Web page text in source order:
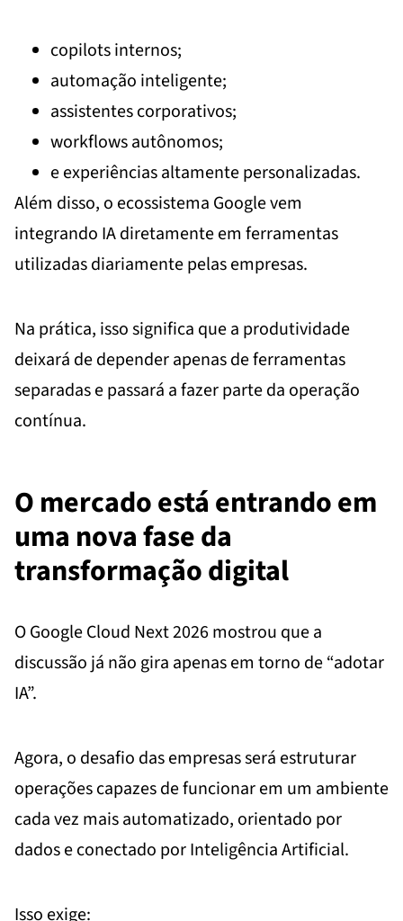
copilots internos;
automação inteligente;
assistentes corporativos;
workflows autônomos;
e experiências altamente personalizadas.
Além disso, o ecossistema Google vem
integrando IA diretamente em ferramentas
utilizadas diariamente pelas empresas.
Na prática, isso significa que a produtividade
deixará de depender apenas de ferramentas
separadas e passará a fazer parte da operação
contínua.
O mercado está entrando em
uma nova fase da
transformação digital
O Google Cloud Next 2026 mostrou que a
discussão já não gira apenas em torno de “adotar
IA”.
Agora, o desafio das empresas será estruturar
operações capazes de funcionar em um ambiente
cada vez mais automatizado, orientado por
dados e conectado por Inteligência Artificial.
Isso exige: